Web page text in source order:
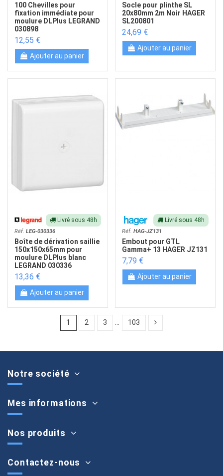
100 Chevilles pour
fixation immédiate pour
moulure DLPlus LEGRAND
030898
12,55 €
Ajouter au panier
Socle pour plinthe SL
20x80mm 2m Noir HAGER
SL200801
24,69 €
Ajouter au panier
Livré sous 48h
Réf.LEG-030336
Boîte de dérivation saillie
150x150x65mm pour
moulure DLPlus blanc
LEGRAND 030336
13,36 €
Ajouter au panier
Livré sous 48h
Réf.HAG-JZ131
Embout pour GTL
Gamma+ 13 HAGER JZ131
7,79 €
Ajouter au panier
1 2 3 … 103
Notre société
Mes informations
Nos produits
Contactez-nous